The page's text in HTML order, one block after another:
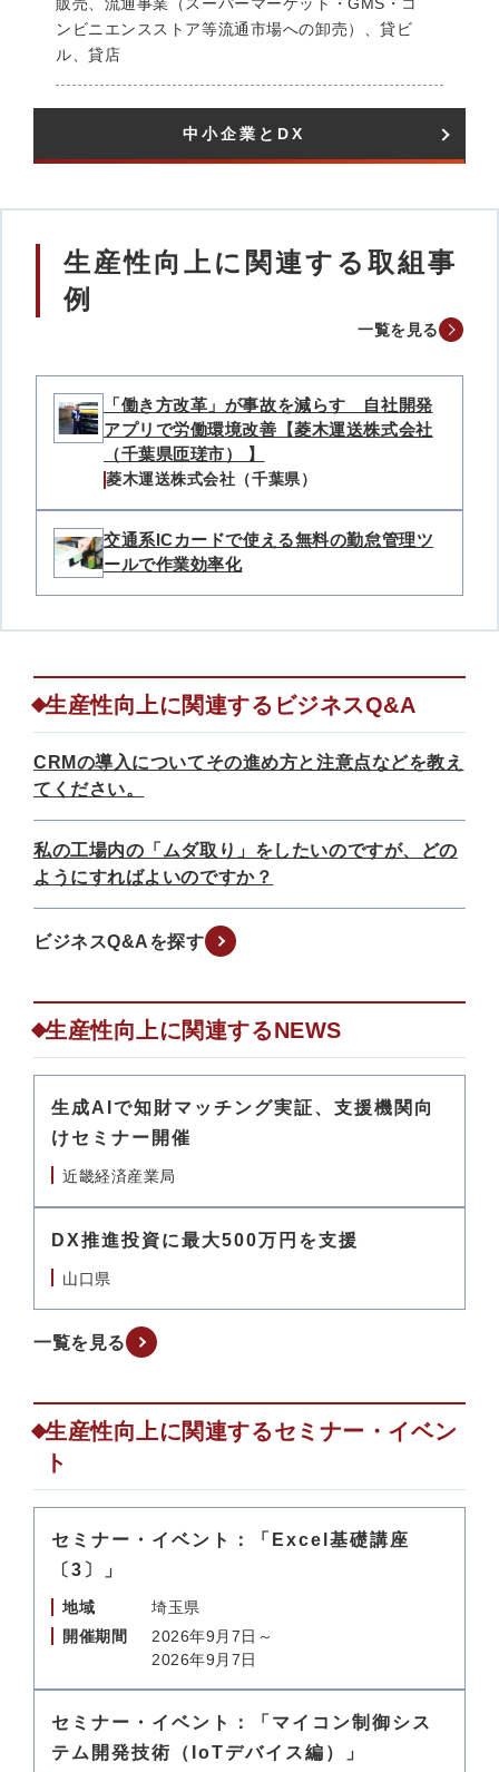
ンビニエンスストア等流通市場への卸売）、貸ビ
ル、貸店
中小企業とDX​
生産性向上に関連する取組事
例
一覧を見る
「働き方改革」が事故を減らす 自社開発
アプリで労働環境改善【菱木運送株式会社
（千葉県匝瑳市） 】
菱木運送株式会社（千葉県）
交通系ICカードで使える無料の勤怠管理ツ
ールで作業効率化
生産性向上に関連するビジネスQ&A
CRMの導入についてその進め方と注意点などを教え
てください。
私の工場内の「ムダ取り」をしたいのですが、どの
ようにすればよいのですか？
ビジネスQ&Aを探す
生産性向上に関連するNEWS
生成AIで知財マッチング実証、支援機関向
けセミナー開催
近畿経済産業局
DX推進投資に最大500万円を支援
山口県
一覧を見る
生産性向上に関連するセミナー・イベン
ト
セミナー・イベント：「Excel基礎講座
〔3〕」
地域
埼玉県
開催期間
2026年9月7日～
2026年9月7日
セミナー・イベント：「マイコン制御シス
テム開発技術（IoTデバイス編）」